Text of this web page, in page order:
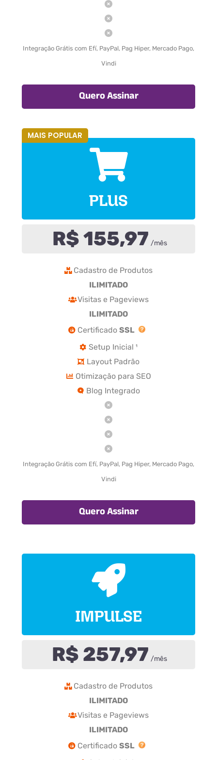
Integração Grátis com Efí, PayPal, Pag Hiper, Mercado Pago,
Vindi
Quero Assinar
PLUS
R$ 155,97 /mês
Cadastro de Produtos
ILIMITADO
Visitas e Pageviews
ILIMITADO
Certificado SSL
Setup Inicial ¹
Layout Padrão
Otimização para SEO
Blog Integrado
Integração Grátis com Efí, PayPal, Pag Hiper, Mercado Pago,
Vindi
Quero Assinar
MAIS POPULAR
IMPULSE
R$ 257,97 /mês
Cadastro de Produtos
ILIMITADO
Visitas e Pageviews
ILIMITADO
Certificado SSL